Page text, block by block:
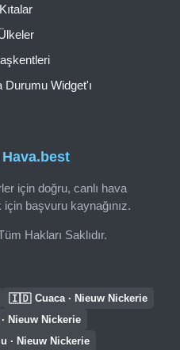
Hava.best
için doğru, canlı hava
başvuru kaynağınız.
Hakları Saklıdır.
Widget'ı
🇮🇩 Cuaca · Nieuw Nickerie
Nieuw Nickerie
· Nieuw Nickerie